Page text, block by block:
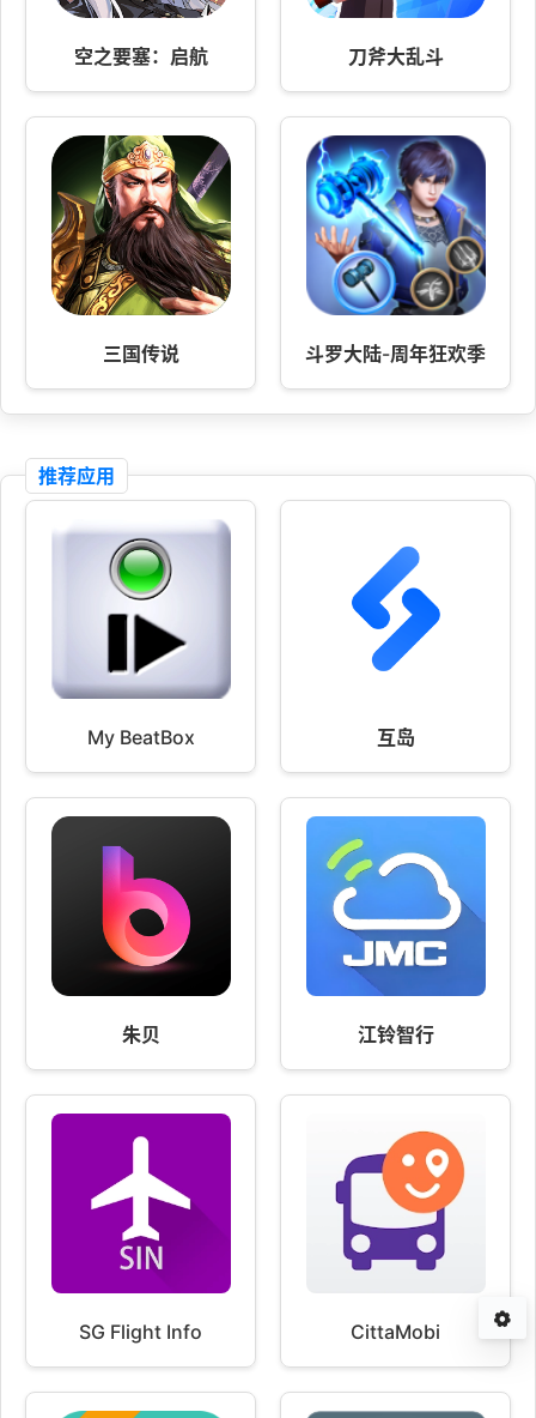
空之要塞：启航 刀斧大乱斗
三国传说 斗罗大陆-周年狂欢季
推荐应用
My BeatBox 互岛
朱贝 江铃智行
SG Flight Info CittaMobi